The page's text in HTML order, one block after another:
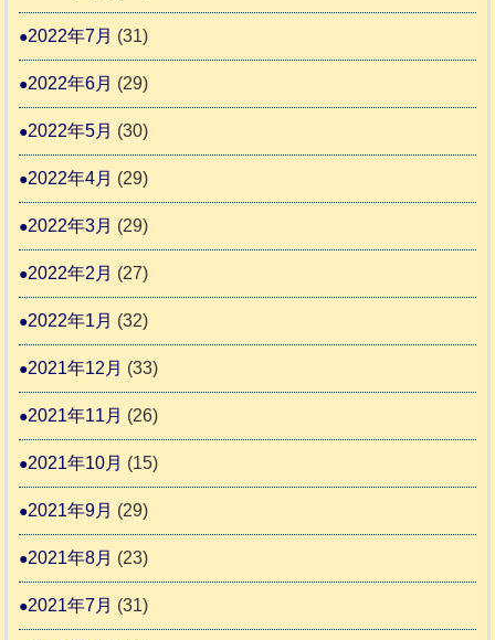
2022年7月 (31)
2022年6月 (29)
2022年5月 (30)
2022年4月 (29)
2022年3月 (29)
2022年2月 (27)
2022年1月 (32)
2021年12月 (33)
2021年11月 (26)
2021年10月 (15)
2021年9月 (29)
2021年8月 (23)
2021年7月 (31)